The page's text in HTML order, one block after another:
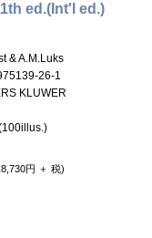
ed.(Int'l ed.)
& A.M.Luks
26-1
KLUWER
円 ＋ 税)